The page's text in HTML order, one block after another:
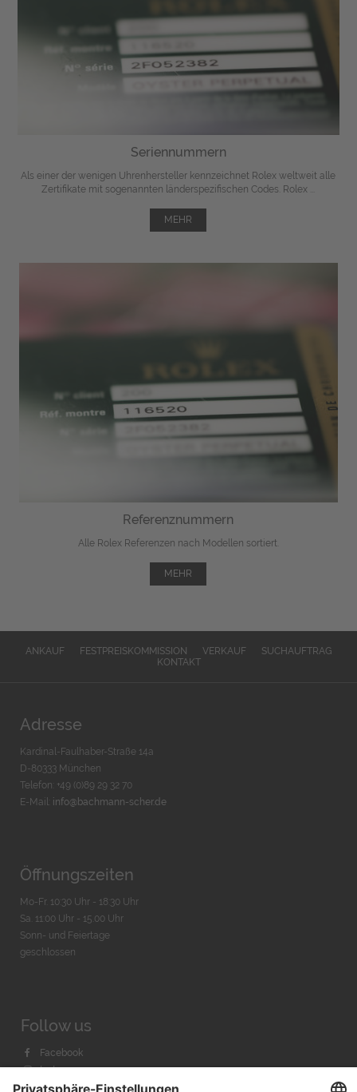
Seriennummern
Als einer der wenigen Uhrenhersteller kennzeichnet Rolex weltweit alle
Zertifikate mit sogenannten länderspezifischen Codes. Rolex ...
MEHR
Referenznummern
Alle Rolex Referenzen nach Modellen sortiert.
MEHR
ANKAUF FESTPREISKOMMISSION VERKAUF
SUCHAUFTRAG
KONTAKT
Adresse
Kardinal-Faulhaber-Straße 14a
D-80333 München
Telefon: +49 (0)89 29 32 70
E-Mail: info@bachmann-scher.de
Öffnungszeiten
Mo-Fr. 10:30 Uhr - 18:30 Uhr
Sa. 11:00 Uhr - 15.00 Uhr
Sonn- und Feiertage
geschlossen
Follow us
Facebook
Instagram
Youtube